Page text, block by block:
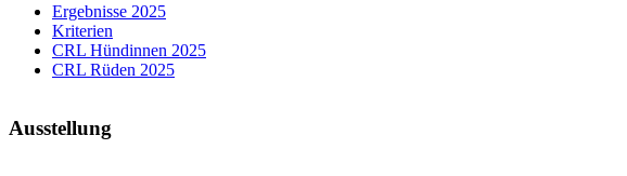
Ergebnisse 2025
Kriterien
CRL Hündinnen 2025
CRL Rüden 2025
Ausstellung